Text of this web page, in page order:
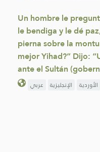
Un hombre le
le bendiga y le dé
pierna sobre la
mejor Yihad?” Dijo:
ante el Sultán
عربي الإنجليزية الأوردية